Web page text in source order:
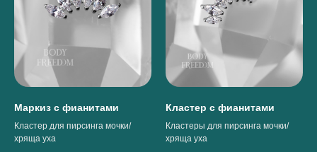
Маркиз с фианитами
Кластер для пирсинга мочки/
хряща уха
Кластер с фианитами
Кластеры для пирсинга мочки/
хряща уха